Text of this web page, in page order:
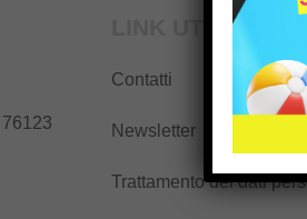
Contatti
Newsletter
Trattamento dei dati